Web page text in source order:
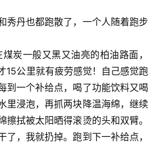
秀丹也都跑散了，一个人随着跑步
15公里就有疲劳感觉！自己感觉跑
到一个补给点，喝了功能饮料又喝
里浸泡，再抓两块降温海绵，继续
擦拭被太阳晒得滚烫的头和双臂。
了，我就扔掉。跑到下一补给点，